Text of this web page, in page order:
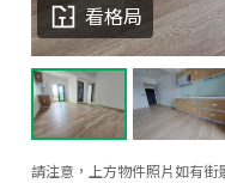
請注意，上方物件照片如有街
看格局